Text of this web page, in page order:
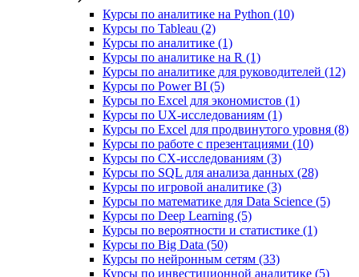
Курсы по аналитике на Python (10)
Курсы по Tableau (2)
Курсы по аналитике (1)
Курсы по аналитике на R (1)
Курсы по аналитике для руководителей (12)
Курсы по Power BI (5)
Курсы по Excel для экономистов (1)
Курсы по UX‑исследованиям (1)
Курсы по Excel для продвинутого уровня (8)
Курсы по работе с презентациями (10)
Курсы по CX-исследованиям (3)
Курсы по SQL для анализа данных (28)
Курсы по игровой аналитике (3)
Курсы по математике для Data Science (5)
Курсы по Deep Learning (5)
Курсы по вероятности и статистике (1)
Курсы по Big Data (50)
Курсы по нейронным сетям (33)
Курсы по инвестиционной аналитике (5)